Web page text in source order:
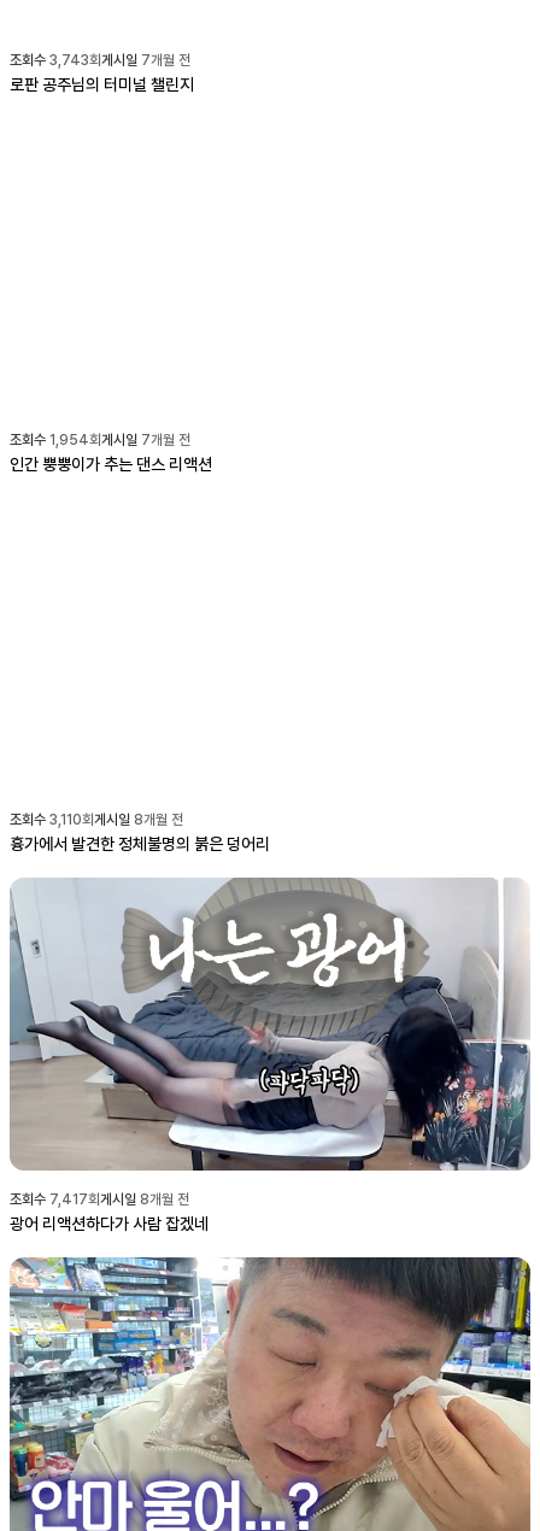
조회수 3,743회게시일 7개월 전
로판 공주님의 터미널 챌린지
조회수 1,954회게시일 7개월 전
인간 뿡뿡이가 추는 댄스 리액션
조회수 3,110회게시일 8개월 전
흉가에서 발견한 정체불명의 붉은 덩어리
조회수 7,417회게시일 8개월 전
광어 리액션하다가 사람 잡겠네